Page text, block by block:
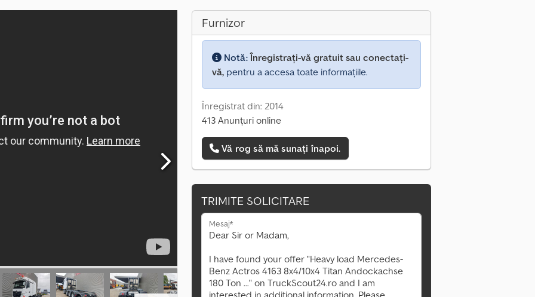
Furnizor
Notă:Înregistrați-vă gratuit sau conectați-
vă, pentru a accesa toate informațiile.
Înregistrat din: 2014
413 Anunțuri online
Vă rog să mă sunați înapoi.
TRIMITE SOLICITARE
Mesaj*